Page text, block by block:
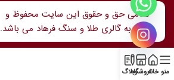
تمامی حق و حقوق این سایت محفوظ و
متعلق به گالری طلا و سنگ فرهاد می باشد.
منو خانهفروشگاهوبلاگ